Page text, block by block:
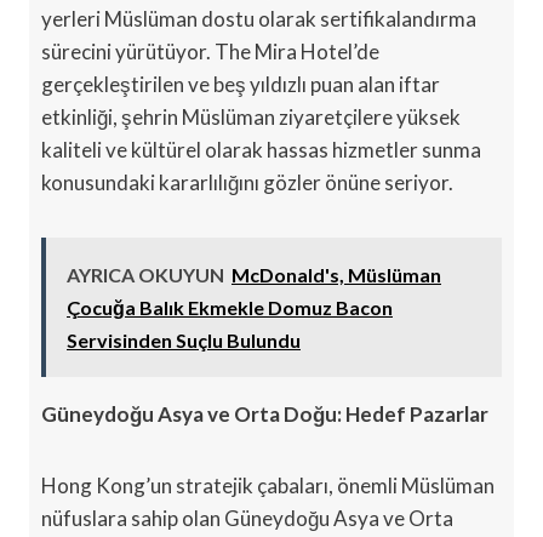
yerleri Müslüman dostu olarak sertifikalandırma
sürecini yürütüyor. The Mira Hotel’de
gerçekleştirilen ve beş yıldızlı puan alan iftar
etkinliği, şehrin Müslüman ziyaretçilere yüksek
kaliteli ve kültürel olarak hassas hizmetler sunma
konusundaki kararlılığını gözler önüne seriyor.
AYRICA OKUYUN McDonald's, Müslüman
Çocuğa Balık Ekmekle Domuz Bacon
Servisinden Suçlu Bulundu
Güneydoğu Asya ve Orta Doğu: Hedef Pazarlar
Hong Kong’un stratejik çabaları, önemli Müslüman
nüfuslara sahip olan Güneydoğu Asya ve Orta